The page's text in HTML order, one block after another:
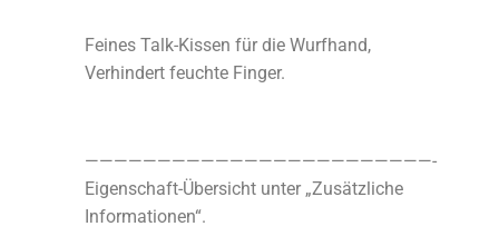
Feines Talk-Kissen für die Wurfhand,
Verhindert feuchte Finger.
————————————————————————-
Eigenschaft-Übersicht unter „Zusätzliche
Informationen“.